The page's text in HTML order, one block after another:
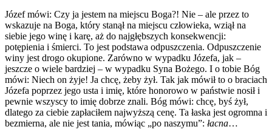
Józef mówi: Czy ja jestem na miejscu Boga?! Nie – ale przez to
wskazuje na Boga, który stanął na miejscu człowieka, wziął na
siebie jego winę i karę, aż do najgłębszych konsekwencji:
potępienia i śmierci. To jest podstawa odpuszczenia. Odpuszczenie
winy jest drogo okupione. Zarówno w wypadku Józefa, jak –
jeszcze o wiele bardziej – w wypadku Syna Bożego. I o tobie Bóg
mówi: Niech on żyje! Ja chcę, żeby żył. Tak jak mówił to o braciach
Józefa poprzez jego usta i imię, które honorowo w państwie nosił i
pewnie wszyscy to imię dobrze znali. Bóg mówi: chcę, byś żył,
dlatego za ciebie zapłaciłem najwyższą cenę. Ta łaska jest ogromna i
bezmierna, ale nie jest tania, mówiąc „po naszymu”: łacna…